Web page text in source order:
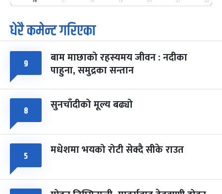
७
आइत
पूर्णिमा व्रत
चैत्र ७, २०८३-Mar 21, 2027
८ फागुपूर्णिमा
चैत्र ८, २०८३-Mar 22, 2027
७ महिना बाँकी
धेरै कमेन्ट गरिएका
९ बाम माछाको रहस्यमय जीवन : नदीका
पाहुना, समुद्रका सन्तान
८ सुनचाँदीको मूल्य बढ्यो
५ मधेशमा भयको रोटी सेक्दै सीके राउत